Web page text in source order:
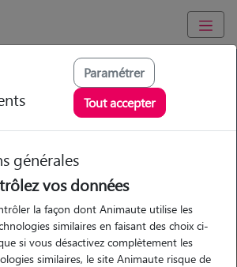
: Garde chien et chat en famille
visites et promenades
garde animaux à
pet-sitters à
Paramétrer
Tout accepter
générales
vos données
la façon dont Animaute utilise les
similaires en faisant des choix ci-
si vous désactivez complètement les
similaires, le site Animaute risque de